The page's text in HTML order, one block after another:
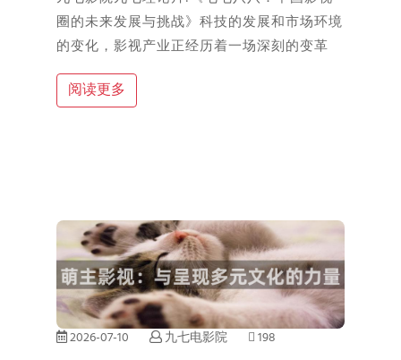
圈的未来发展与挑战》科技的发展和市场环境
的变化，影视产业正经历着一场深刻的变革
阅读更多
2026-07-10 九七电影院 198